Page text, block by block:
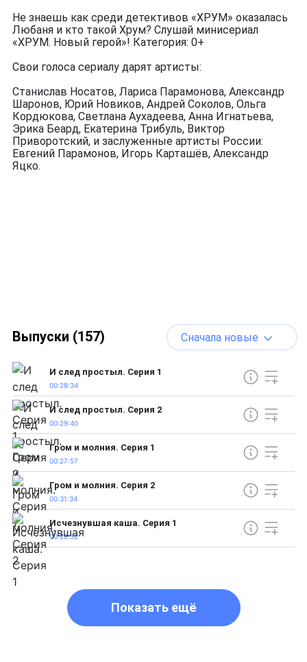
Не знаешь как среди детективов «ХРУМ» оказалась
Любаня и кто такой Хрум? Слушай минисериал
«ХРУМ. Новый герой»! Категория: 0+
Свои голоса сериалу дарят артисты:
Станислав Носатов, Лариса Парамонова, Александр
Шаронов, Юрий Новиков, Андрей Соколов, Ольга
Кордюкова, Светлана Аухадеева, Анна Игнатьева,
Эрика Беард, Екатерина Трибуль, Виктор
Приворотский, и заслуженные артисты России:
Евгений Парамонов, Игорь Карташёв, Александр
Яцко.
Выпуски (157) Сначала новые
И след простыл. Серия 1
00:28:34
И след простыл. Серия 2
00:29:40
Гром и молния. Серия 1
00:27:57
Гром и молния. Серия 2
00:31:34
Исчезнувшая каша. Серия 1
00:28:32
Показать ещё